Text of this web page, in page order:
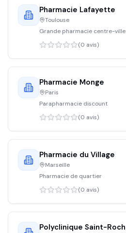
Pharmacie Lafayette
Toulouse
Grande pharmacie centre-ville
(0 avis)
Pharmacie Monge
Paris
Parapharmacie discount
(0 avis)
Pharmacie du Village
Marseille
Pharmacie de quartier
(0 avis)
Polyclinique Saint-Roch